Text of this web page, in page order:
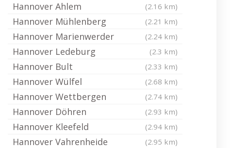
Hannover Ahlem (2.16 km)
Hannover Mühlenberg (2.21 km)
Hannover Marienwerder (2.24 km)
Hannover Ledeburg (2.3 km)
Hannover Bult (2.33 km)
Hannover Wülfel (2.68 km)
Hannover Wettbergen (2.74 km)
Hannover Döhren (2.93 km)
Hannover Kleefeld (2.94 km)
Hannover Vahrenheide (2.95 km)